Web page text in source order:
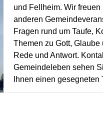
und Fellheim. Wir
anderen
Fragen rund um Taufe,
Themen zu Gott,
Rede und Antwort.
Gemeindeleben sehen
Ihnen einen gesegneten